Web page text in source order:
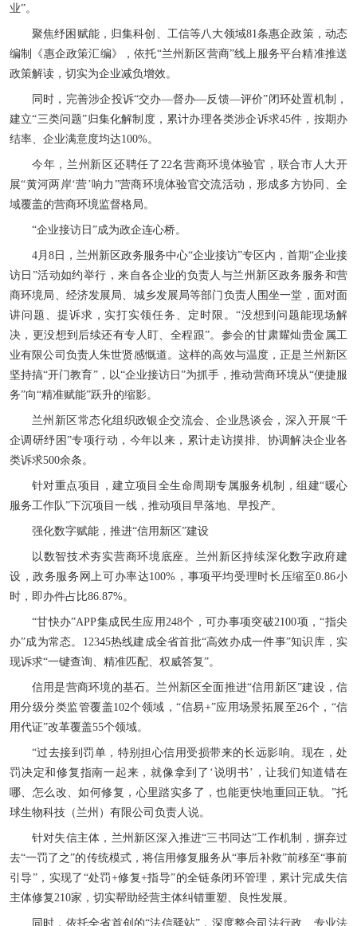
业”。
聚焦纾困赋能，归集科创、工信等八大领域81条惠企政策，动态
编制《惠企政策汇编》，依托“兰州新区营商”线上服务平台精准推送
政策解读，切实为企业减负增效。
同时，完善涉企投诉“交办—督办—反馈—评价”闭环处置机制，
建立“三类问题”归集化解制度，累计办理各类涉企诉求45件，按期办
结率、企业满意度均达100%。
今年，兰州新区还聘任了22名营商环境体验官，联合市人大开
展“黄河两岸‘营’响力”营商环境体验官交流活动，形成多方协同、全
域覆盖的营商环境监督格局。
“企业接访日”成为政企连心桥。
4月8日，兰州新区政务服务中心“企业接访”专区内，首期“企业接
访日”活动如约举行，来自各企业的负责人与兰州新区政务服务和营
商环境局、经济发展局、城乡发展局等部门负责人围坐一堂，面对面
讲问题、提诉求，实打实领任务、定时限。“没想到问题能现场解
决，更没想到后续还有专人盯、全程跟”。参会的甘肃耀灿贵金属工
业有限公司负责人朱世贤感慨道。这样的高效与温度，正是兰州新区
坚持搞“开门教育”，以“企业接访日”为抓手，推动营商环境从“便捷服
务”向“精准赋能”跃升的缩影。
兰州新区常态化组织政银企交流会、企业恳谈会，深入开展“千
企调研纾困”专项行动，今年以来，累计走访摸排、协调解决企业各
类诉求500余条。
针对重点项目，建立项目全生命周期专属服务机制，组建“暖心
服务工作队”下沉项目一线，推动项目早落地、早投产。
强化数字赋能，推进“信用新区”建设
以数智技术夯实营商环境底座。兰州新区持续深化数字政府建
设，政务服务网上可办率达100%，事项平均受理时长压缩至0.86小
时，即办件占比86.87%。
“甘快办”APP集成民生应用248个，可办事项突破2100项，“指尖
办”成为常态。12345热线建成全省首批“高效办成一件事”知识库，实
现诉求“一键查询、精准匹配、权威答复”。
信用是营商环境的基石。兰州新区全面推进“信用新区”建设，信
用分级分类监管覆盖102个领域，“信易+”应用场景拓展至26个，“信
用代证”改革覆盖55个领域。
“过去接到罚单，特别担心信用受损带来的长远影响。现在，处
罚决定和修复指南一起来，就像拿到了‘说明书’，让我们知道错在
哪、怎么改、如何修复，心里踏实多了，也能更快地重回正轨。”托
球生物科技（兰州）有限公司负责人说。
针对失信主体，兰州新区深入推进“三书同达”工作机制，摒弃过
去“一罚了之”的传统模式，将信用修复服务从“事后补救”前移至“事前
引导”，实现了“处罚+修复+指导”的全链条闭环管理，累计完成失信
主体修复210家，切实帮助经营主体纠错重塑、良性发展。
同时，依托全省首创的“法信驿站”，深度整合司法行政、专业法